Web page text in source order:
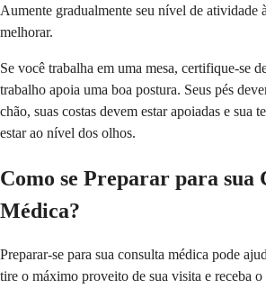
Aumente gradualmente seu nível de atividade
melhorar.
Se você trabalha em uma mesa, certifique-se
trabalho apoia uma boa postura. Seus pés
chão, suas costas devem estar apoiadas e sua
estar ao nível dos olhos.
Como se Preparar para sua
Médica?
Preparar-se para sua consulta médica pode
tire o máximo proveito de sua visita e receba